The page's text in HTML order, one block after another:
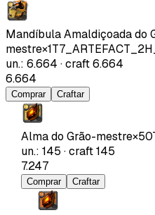
Mandíbula Amaldiçoada do
mestre×1
un.: 6.664 ·craft6.664
6.664
Comprar Craftar
Alma do Grão-mestre×50
un.: 145 ·craft145
7.247
Comprar Craftar